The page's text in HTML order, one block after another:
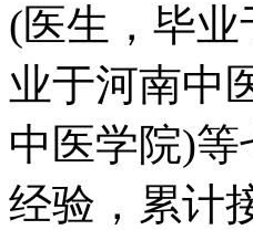
(医生，毕
业于河南中
中医学院)
经验，累计